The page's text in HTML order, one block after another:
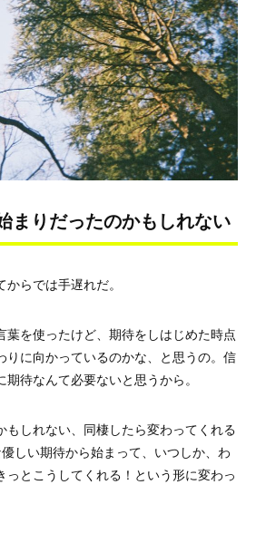
まりだったのかもしれない
らでは手遅れだ。
葉を使ったけど、期待をしはじめた時点
りに向かっているのかな、と思うの。信
待なんて必要ないと思うから。
もしれない、同棲したら変わってくれる
しい期待から始まって、いつしか、わ
っとこうしてくれる！という形に変わっ